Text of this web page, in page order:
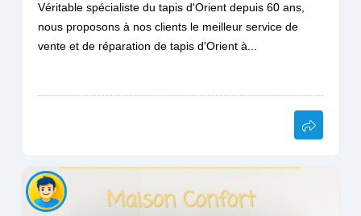
Véritable spécialiste du tapis d'Orient depuis 60 ans,
nous proposons à nos clients le meilleur service de
vente et de réparation de tapis d'Orient à...